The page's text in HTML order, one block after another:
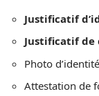
Justificatif
Justificatif de
Photo
Attestation de